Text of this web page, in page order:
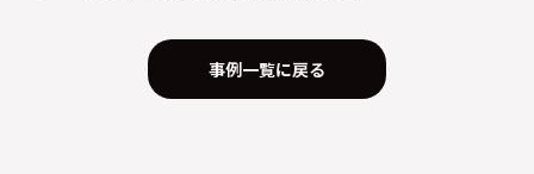
事例一覧に戻る